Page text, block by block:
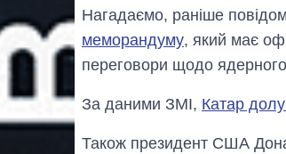
Нагадаємо, раніше
меморандуму, який має
переговори щодо
За даними ЗМІ, Катар
Також президент США